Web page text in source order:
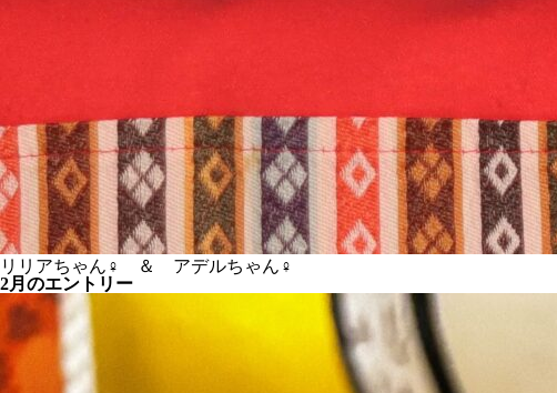
リリアちゃん♀ ＆ アデルちゃん♀
2月のエントリー